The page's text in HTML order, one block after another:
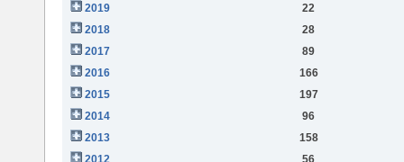
2019
22
2018
28
2017
89
2016
166
2015
197
2014
96
2013
158
2012
56